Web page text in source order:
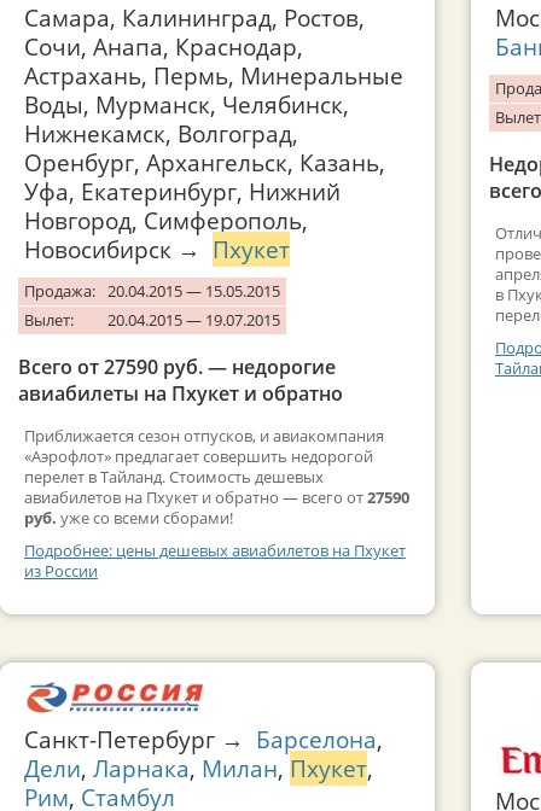
Самара, Калининград, Ростов,
Сочи, Анапа, Краснодар,
Астрахань, Пермь, Минеральные
Воды, Мурманск, Челябинск,
Нижнекамск, Волгоград,
Оренбург, Архангельск, Казань,
Уфа, Екатеринбург, Нижний
Новгород, Симферополь,
Новосибирск → Пхукет
Продажа: 20.04.2015 — 15.05.2015
Вылет:
20.04.2015 — 19.07.2015
Всего от 27590 руб. — недорогие
авиабилеты на Пхукет и обратно
Приближается сезон отпусков, и авиакомпания
«Аэрофлот» предлагает совершить недорогой
перелет в Тайланд. Стоимость дешевых
авиабилетов на Пхукет и обратно — всего от27590
руб. уже со всеми сборами!
Подробнее: цены дешевых авиабилетов на Пхукет
из России
Санкт-Петербург → Барселона,
Дели, Ларнака, Милан, Пхукет,
Рим, Стамбул
в